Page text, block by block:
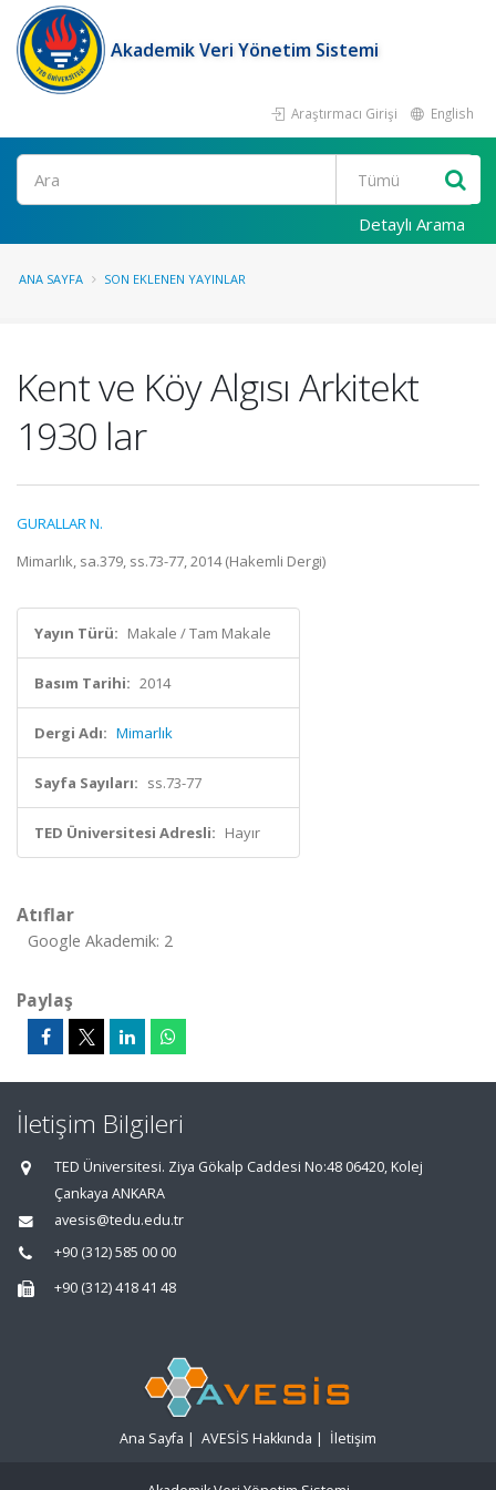
Akademik Veri Yönetim Sistemi
Araştırmacı Girişi English
Ara
Detaylı Arama
ANA SAYFA SON EKLENEN YAYINLAR
Kent ve Köy Algısı Arkitekt
1930 lar
GURALLAR N.
Mimarlık, sa.379, ss.73-77, 2014 (Hakemli Dergi)
Yayın Türü: Makale / Tam Makale
Basım Tarihi: 2014
Dergi Adı: Mimarlık
Sayfa Sayıları: ss.73-77
TED Üniversitesi Adresli: Hayır
Atıflar
Google Akademik: 2
Paylaş
İletişim Bilgileri
TED Üniversitesi. Ziya Gökalp Caddesi No:48 06420, Kolej
Çankaya ANKARA
avesis@tedu.edu.tr
+90 (312) 585 00 00
+90 (312) 418 41 48
Ana Sayfa | AVESİS Hakkında | İletişim